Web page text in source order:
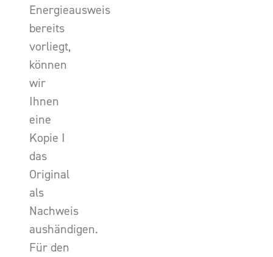
Energieausweis
bereits
vorliegt,
können
wir
Ihnen
eine
Kopie I
das
Original
als
Nachweis
aushändigen.
Für den